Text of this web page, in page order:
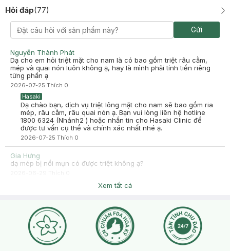
Hỏi đáp(77)
Gửi
Nguyễn Thành Phát
Dạ cho em hỏi triệt mặt cho nam là có bao gồm triệt râu cằm,
mép và quai nón luôn không ạ, hay là mình phải tính tiền riêng
từng phần ạ
2026-07-25 Thích 0
Hasaki
Dạ chào bạn, dịch vụ triệt lông mặt cho nam sẽ bao gồm ria
mép, râu cằm, râu quai nón ạ. Bạn vui lòng liên hệ hotline
1800 6324 (Nhánh2 ) hoặc nhắn tin cho Hasaki Clinic để
được tư vấn cụ thể và chính xác nhất nhé ạ.
2026-07-25 Thích 0
Gia Hưng
dạ mép bị nổi mụn có được triệt không ạ?
nên ghé trực tiếp chi nhánh để được Bác sĩ bên mình thăm
khám trước và tư vấn cụ thể hơn trước khi thực hiện dịch vụ
nha ạ. Để được tư vấn chi tiết hơn về các dịch vụ tại phòng
khám, bạn vui lòng nhấn vào mục ""Chat với chúng tôi"" để
được admin hỗ trợ trực tiếp ngay nhé Hotline tư vấn: 1800
6324 – Nhấn phím 2 (Miễn phí) để gặp bộ phận Spa & Clinic ạ!
Xem tất cả